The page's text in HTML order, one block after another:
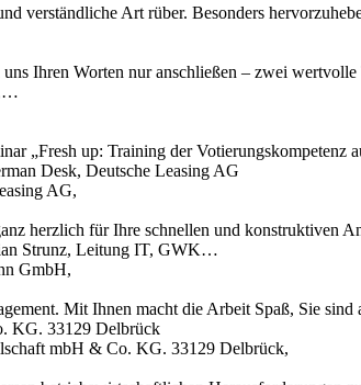
verständliche Art rüber. Besonders
Ihren Worten nur anschließen – zwei
„Fresh up: Training der
Desk, Deutsche Leasing AG
AG,
herzlich für Ihre schnellen und konstruktiven
Strunz, Leitung IT, GWK…
GmbH,
Mit Ihnen macht die Arbeit Spaß, Sie
KG. 33129 Delbrück
mbH & Co. KG. 33129 Delbrück,